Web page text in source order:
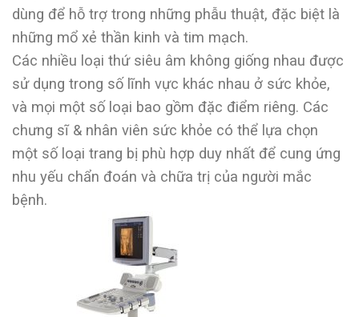
dùng để hỗ trợ trong những phẫu thuật, đặc biệt là
những mổ xẻ thần kinh và tim mạch.
Các nhiều loại thứ siêu âm không giống nhau được
sử dụng trong số lĩnh vực khác nhau ở sức khỏe,
và mọi một số loại bao gồm đặc điểm riêng. Các
chưng sĩ & nhân viên sức khỏe có thể lựa chọn
một số loại trang bị phù hợp duy nhất để cung ứng
nhu yếu chẩn đoán và chữa trị của người mắc
bệnh.